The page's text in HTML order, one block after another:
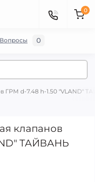
0
ГРМ d-7.48 h-1.50 "VLAND"
клапанов
ТАЙВАНЬ
Вопросы 0